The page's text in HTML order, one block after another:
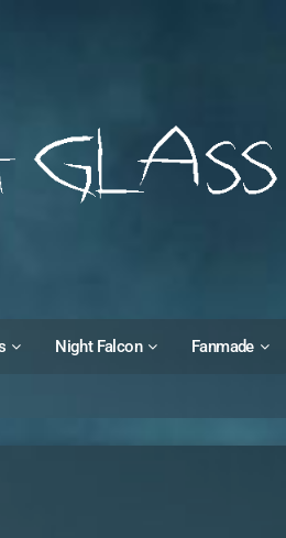
Night Falcon Fanmade